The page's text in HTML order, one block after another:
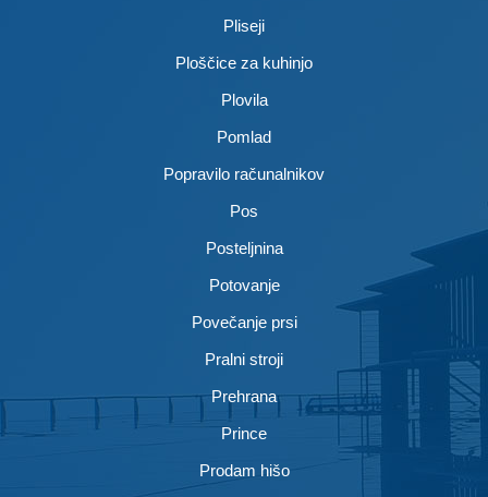
Pliseji
Ploščice za kuhinjo
Plovila
Pomlad
Popravilo računalnikov
Pos
Posteljnina
Potovanje
Povečanje prsi
Pralni stroji
Prehrana
Prince
Prodam hišo